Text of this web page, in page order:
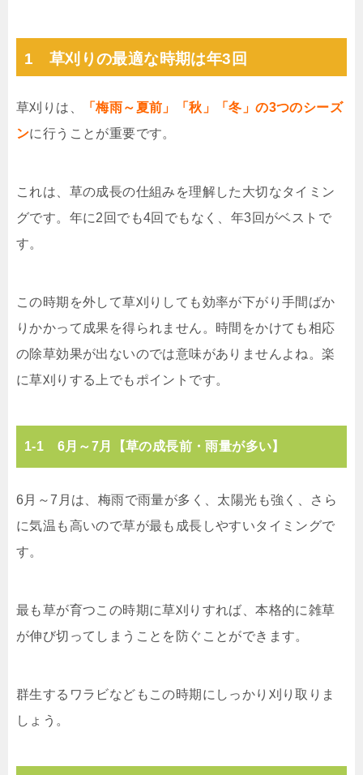
1 草刈りの最適な時期は年3回
草刈りは、
「梅雨～夏前」「秋」「冬」の3つのシーズ
ンに行うことが重要です。
これは、草の成長の仕組みを理解した大切なタイミン
グです。年に2回でも4回でもなく、年3回がベストで
す。
この時期を外して草刈りしても効率が下がり手間ばか
りかかって成果を得られません。時間をかけても相応
の除草効果が出ないのでは意味がありませんよね。楽
に草刈りする上でもポイントです。
1-1 6月～7月【草の成長前・雨量が多い】
6月～7月は、梅雨で雨量が多く、太陽光も強く、さら
に気温も高いので草が最も成長しやすいタイミングで
す。
最も草が育つこの時期に草刈りすれば、本格的に雑草
が伸び切ってしまうことを防ぐことができます。
群生するワラビなどもこの時期にしっかり刈り取りま
しょう。